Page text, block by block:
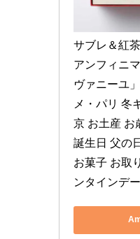
サブレ＆紅
アンフィニ
ヴァニーユ
メ・パリ 冬
京 お土産 お
誕生日 父の
お菓子 お取
ンタインデ